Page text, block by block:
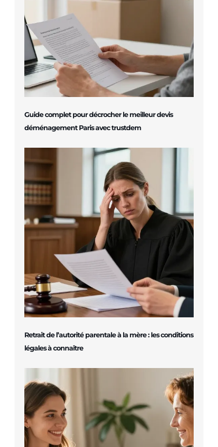
Guide complet pour décrocher le meilleur devis
déménagement Paris avec trustdem
Retrait de l’autorité parentale à la mère : les conditions
légales à connaître